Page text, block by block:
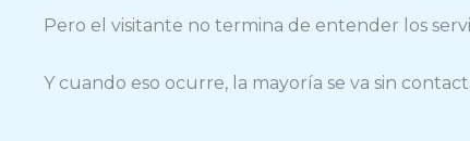
Pero el visitante no termina de entender los
Y cuando eso ocurre, la mayoría se va sin